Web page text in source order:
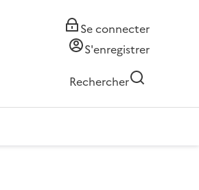
Se connecter
S'enregistrer
Rechercher